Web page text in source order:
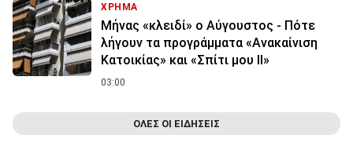
ΧΡΗΜΑ
Μήνας «κλειδί» ο Αύγουστος - Πότε
λήγουν τα προγράμματα «Ανακαίνιση
Κατοικίας» και «Σπίτι μου ΙΙ»
03:00
ΟΛΕΣ ΟΙ ΕΙΔΗΣΕΙΣ